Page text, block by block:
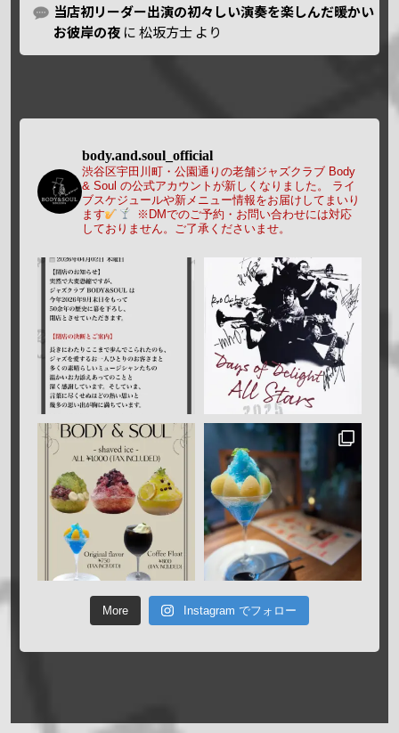
当店初リーダー出演の初々しい演奏を楽しんだ暖かい
お彼岸の夜 に松坂方士 より
body.and.soul_official
渋谷区宇田川町・公園通りの老舗ジャズクラブ Body
& Soul の公式アカウントが新しくなりました。
ライ
ブスケジュールや新メニュー情報をお届けしてまいり
ます
※DMでのご予約・お問い合わせには対応
しておりません。ご了承くださいませ。
More Instagram でフォロー